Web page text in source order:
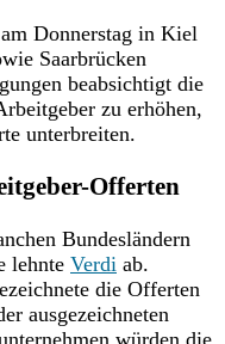
Donnerstag in Kiel
Saarbrücken
beabsichtigt die
zu erhöhen,
unterbreiten.
Offerten
Bundesländern
lehnte Verdi ab.
die Offerten
ausgezeichneten
würden die